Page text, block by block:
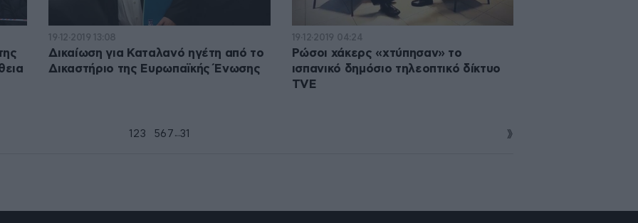
19·12·2019 13:08
Δικαίωση για Καταλανό ηγέτη από το
Δικαστήριο της Ευρωπαϊκής Ένωσης
19·12·2019 04:24
Ρώσοι χάκερς «χτύπησαν» το
ισπανικό δημόσιο τηλεοπτικό δίκτυο
TVE
1 23 56 7 ...31